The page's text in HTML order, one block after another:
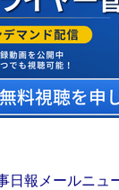
報メールニュ